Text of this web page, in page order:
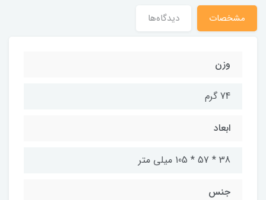
مشخصات دیدگاه‌ها
وزن
74 گرم
ابعاد
38 * 57 * 105 میلی متر
جنس